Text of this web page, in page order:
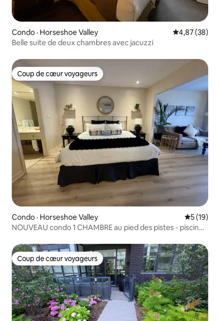
Condo · Horseshoe Valley Note
4,87 (38)
Belle suite de deux chambres avec jacuzzi
Coup de cœur voyageurs
Coup de cœur voyageurs
Condo · Horseshoe Valley Note
5 (19)
NOUVEAU condo 1 CHAMBRE au pied des pistes - piscine,
Coup de cœur voyageurs
Coup de cœur voyageurs